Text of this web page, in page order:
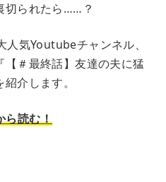
e
切られたら……？
気Youtubeチャンネル、
【＃最終話】友達の夫に猛
介します。
ら読む！